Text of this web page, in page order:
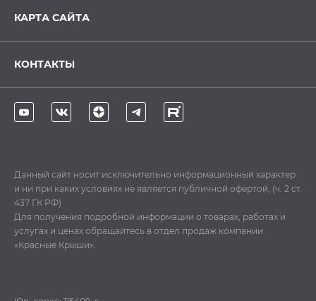
КАРТА САЙТА
КОНТАКТЫ
Данный сайт носит исключительно информационный характер
и ни при каких условиях не является публичной офертой, (ч. 2 ст.
437 ГК РФ)
Для получения подробной информации о товарах, работах и
услугах и ценах обращайтесь в отдел продаж компании
«Красные Крыши».